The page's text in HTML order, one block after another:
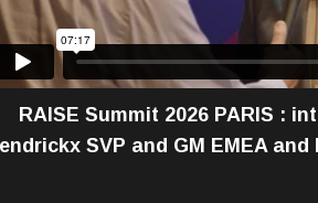
RAISE Summit 2026 PARIS :
SVP and GM EMEA